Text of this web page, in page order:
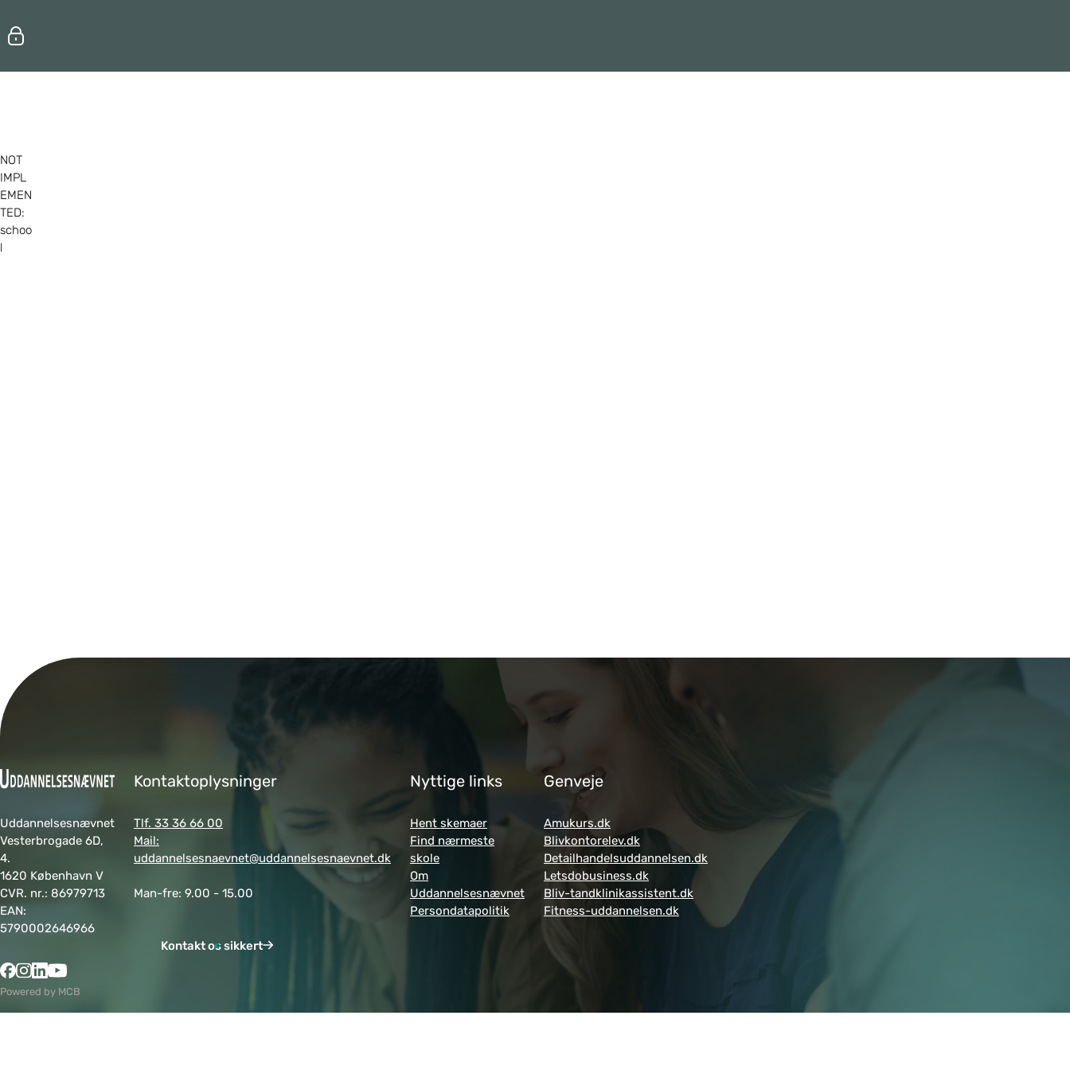
NOT
IMPL
EMEN
TED:
schoo
l
Uddannelsesnævnet
Vesterbrogade 6D,
4.
1620 København V
CVR. nr.: 86979713
EAN:
5790002646966
Kontaktoplysninger
Tlf. 33 36 66 00
Mail:
uddannelsesnaevnet@uddannelsesnaevnet.dk
Man-fre: 9.00 - 15.00
Kontakt os sikkert
Nyttige links
Hent skemaer
Find nærmeste
skole
Om
Uddannelsesnævnet
Persondatapolitik
Genveje
Amukurs.dk
Blivkontorelev.dk
Detailhandelsuddannelsen.dk
Letsdobusiness.dk
Bliv-tandklinikassistent.dk
Fitness-uddannelsen.dk
Powered by MCB